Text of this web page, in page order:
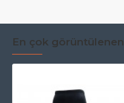
En çok görüntülenen